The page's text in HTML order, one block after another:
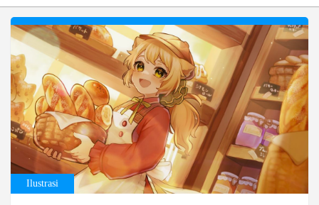
Ilustrasi